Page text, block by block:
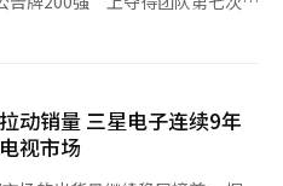
极拓展销售渠道，第二季度销售
化布局。此外，美国法人同期销
。该法人正考虑在下半年适度
证券分析师朴
压力和固定成本上升的挑战，但
格调整措施，三养食品下半年业
发行的第六张迷你专辑《Rich
DOME举行，现场观众共计3万
场单场规模超过1万人次的世界
》《ATE》《合（HOP）》等
防弹少年团（BTS），成为公
组合。公告牌指出，这是自
的历史首例，最新专辑继续刷新
动销量 三星电子连续9年
视市场